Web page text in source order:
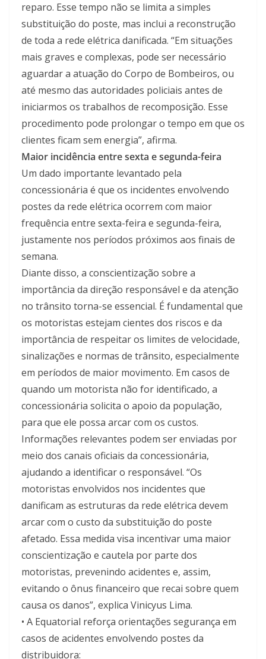
reparo. Esse tempo não se limita a simples
substituição do poste, mas inclui a reconstrução
de toda a rede elétrica danificada. “Em situações
mais graves e complexas, pode ser necessário
aguardar a atuação do Corpo de Bombeiros, ou
até mesmo das autoridades policiais antes de
iniciarmos os trabalhos de recomposição. Esse
procedimento pode prolongar o tempo em que os
clientes ficam sem energia”, afirma.
Maior incidência entre sexta e segunda-feira
Um dado importante levantado pela
concessionária é que os incidentes envolvendo
postes da rede elétrica ocorrem com maior
frequência entre sexta-feira e segunda-feira,
justamente nos períodos próximos aos finais de
semana.
Diante disso, a conscientização sobre a
importância da direção responsável e da atenção
no trânsito torna-se essencial. É fundamental que
os motoristas estejam cientes dos riscos e da
importância de respeitar os limites de velocidade,
sinalizações e normas de trânsito, especialmente
em períodos de maior movimento. Em casos de
quando um motorista não for identificado, a
concessionária solicita o apoio da população,
para que ele possa arcar com os custos.
Informações relevantes podem ser enviadas por
meio dos canais oficiais da concessionária,
ajudando a identificar o responsável. “Os
motoristas envolvidos nos incidentes que
danificam as estruturas da rede elétrica devem
arcar com o custo da substituição do poste
afetado. Essa medida visa incentivar uma maior
conscientização e cautela por parte dos
motoristas, prevenindo acidentes e, assim,
evitando o ônus financeiro que recai sobre quem
causa os danos”, explica Vinicyus Lima.
• A Equatorial reforça orientações segurança em
casos de acidentes envolvendo postes da
distribuidora: